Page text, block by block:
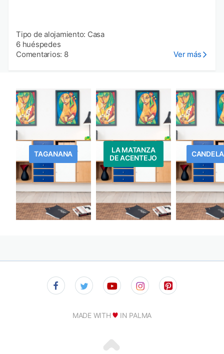
Tipo de alojamiento: Casa
6 huéspedes
Comentarios: 8
Ver más
TAGANANA
LA MATANZA
DE ACENTEJO
MADE WITH IN PALMA